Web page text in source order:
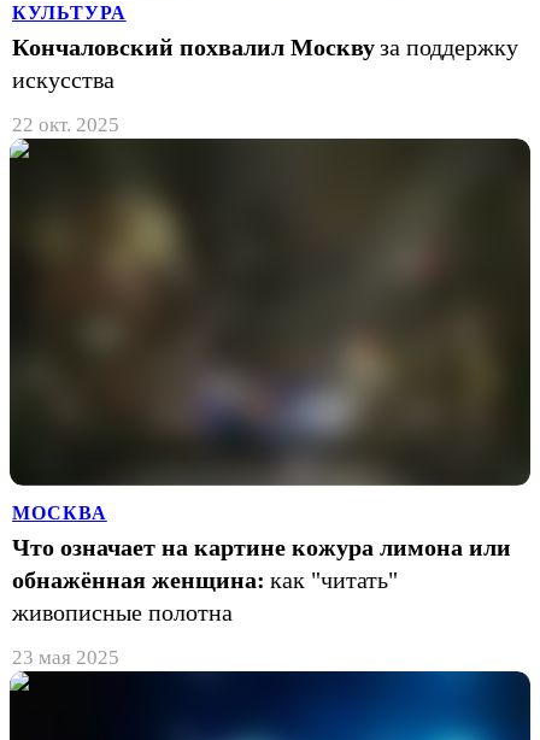
КУЛЬТУРА
Кончаловский похвалил Москвуза поддержку
искусства
22 окт. 2025
МОСКВА
Что означает на картине кожура лимона или
обнажённая женщина: как "читать"
живописные полотна
23 мая 2025